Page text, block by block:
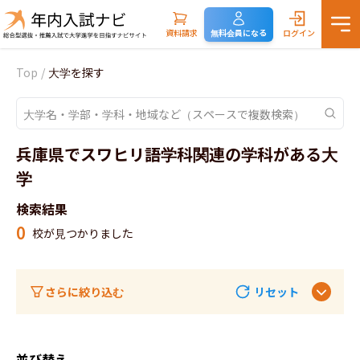
資料請求 無料会員になる ログイン
Top / 大学を探す
兵庫県でスワヒリ語学科関連の学科がある大
学
検索結果
0 校が見つかりました
さらに絞り込む リセット